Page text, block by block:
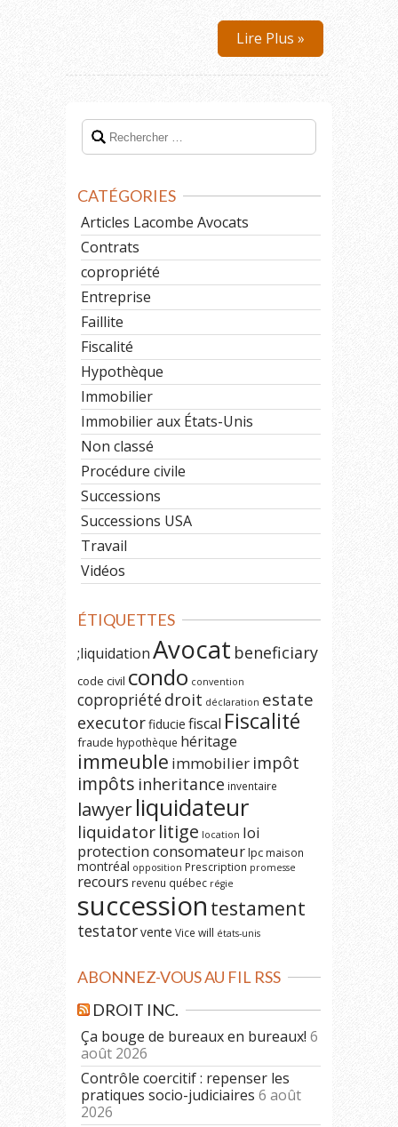
Lire Plus »
CATÉGORIES
Articles Lacombe Avocats
Contrats
copropriété
Entreprise
Faillite
Fiscalité
Hypothèque
Immobilier
Immobilier aux États-Unis
Non classé
Procédure civile
Successions
Successions USA
Travail
Vidéos
ÉTIQUETTES
;liquidationAvocat beneficiary
code civil condo convention
copropriétédroit déclaration estate
executorfiducie fiscal Fiscalité
fraude hypothèque héritage
immeuble immobilier impôt
impôts inheritance inventaire
lawyerliquidateur
liquidatorlitige location loi
protection consomateurlpc maison
montréal opposition Prescription promesse
recours revenu québec régie
succession testament
testatorvente Vice will états-unis
ABONNEZ-VOUS AU FIL RSS
DROIT INC.
Ça bouge de bureaux en bureaux! 6
août 2026
Contrôle coercitif : repenser les
pratiques socio-judiciaires 6 août
2026